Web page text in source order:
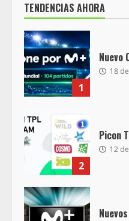
TENDENCIAS AHORA
1
Nuevo
18
2
Picon
12